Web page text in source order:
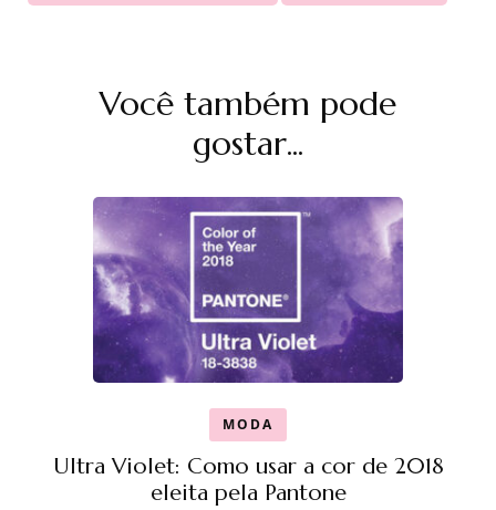
NavegaçãoVocê também pode
gostar...
MODA
Ultra Violet: Como usar a cor de 2018
eleita pela Pantone